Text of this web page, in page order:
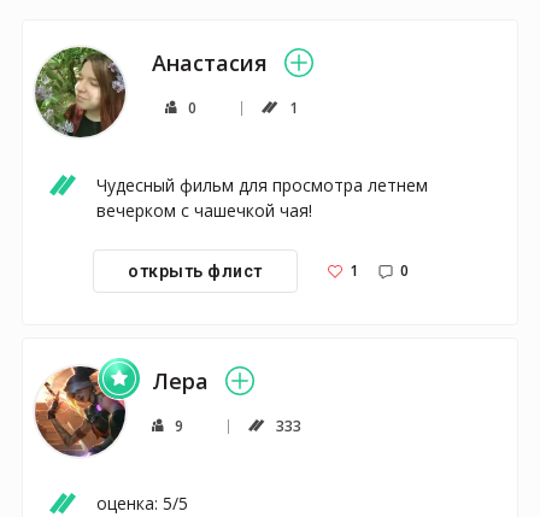
Анастасия
0 1
Чудесный фильм для просмотра летнем
вечерком с чашечкой чая!
открыть флист 1 0
Лера
9 333
оценка: 5/5